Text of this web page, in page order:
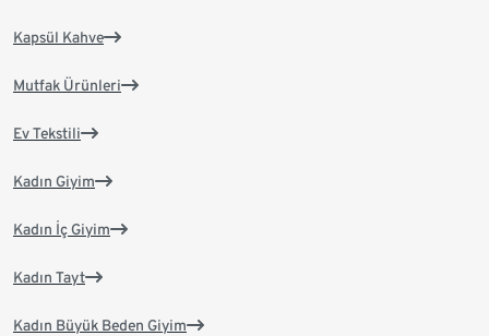
Kapsül Kahve
Mutfak Ürünleri
Ev Tekstili
Kadın Giyim
Kadın İç Giyim
Kadın Tayt
Kadın Büyük Beden Giyim